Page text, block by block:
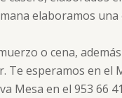
elaboramos
o cena,
Te esperamos en el
Mesa en el 953 66